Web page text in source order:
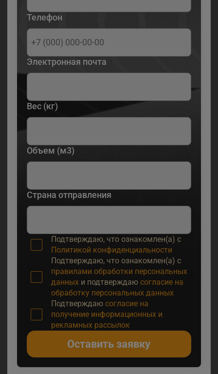
Телефон
Электронная почта
Вес (кг)
Объем (м3)
Страна отправления
Подтверждаю, что ознакомлен(а) с
Политикой конфиденциальности
Подтверждаю, что ознакомлен(а) с
правилами обработки персональных
данныхи подтверждаю согласие на
обработку персональных данных
Подтверждаю согласие на
получение информационных и
рекламных рассылок
Оставить заявку